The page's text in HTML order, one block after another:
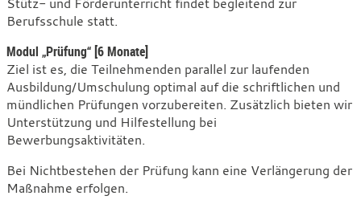
Berufsschule statt.
Modul „Prüfung“ [6 Monate]
Ziel ist es, die Teilnehmenden parallel zur laufenden
Ausbildung/Umschulung optimal auf die schriftlichen und
mündlichen Prüfungen vorzubereiten. Zusätzlich bieten wir
Unterstützung und Hilfestellung bei
Bewerbungsaktivitäten.
Bei Nichtbestehen der Prüfung kann eine Verlängerung der
Maßnahme erfolgen.